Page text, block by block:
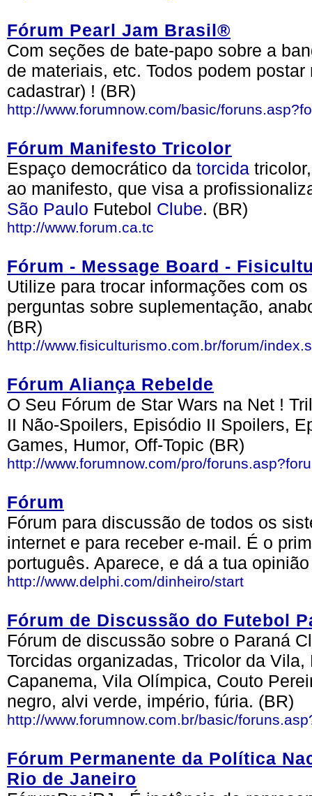
Fórum Pearl Jam Brasil®
Com seções de bate-papo sobre a
de materiais, etc. Todos podem
cadastrar) ! (BR)
http://www.forumnow.com/basic/
Fórum Manifesto Tricolor
Espaço democrático da torcida
ao manifesto, que visa a
São Paulo Futebol Clube. (BR)
http://www.forum.ca.tc
Fórum - Message Board -
Utilize para trocar informações com
perguntas sobre suplementação,
(BR)
http://www.fisiculturismo.com.br/forum/
Fórum Aliança Rebelde
O Seu Fórum de Star Wars na Net !
II Não-Spoilers, Episódio II Spoilers,
Games, Humor, Off-Topic (BR)
http://www.forumnow.com/pro/
Fórum
Fórum para discussão de todos os
internet e para receber e-mail. É o
português. Aparece, e dá a tua
http://www.delphi.com/dinheiro/start
Fórum de Discussão do Futebol
Fórum de discussão sobre o Paraná
Torcidas organizadas, Tricolor da
Capanema, Vila Olímpica, Couto
negro, alvi verde, império, fúria. (BR)
http://www.forumnow.com.br/basic/
Fórum Permanente da Política
Rio de Janeiro